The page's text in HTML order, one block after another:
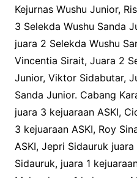
Kejurnas Wushu Junior,
3 Selekda Wushu Sanda
juara 2 Selekda Wushu
Vincentia Sirait, Juara 2
Junior, Viktor Sidabutar,
Sanda Junior. Cabang
juara 3 kejuaraan ASKI,
3 kejuaraan ASKI, Roy
ASKI, Jepri Sidauruk
Sidauruk, juara 1